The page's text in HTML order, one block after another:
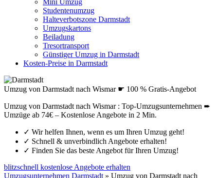
Mini Umzug
Studentenumzug
Halteverbotszone Darmstadt
Umzugskartons
Beiladung
Tresortransport
Günstiger Umzug in Darmstadt
Kosten-Preise in Darmstadt
Umzug von Darmstadt nach Wismar ☛ 100 % Gratis-Angebot
Umzug von Darmstadt nach Wismar : Top-Umzugsunternehmen ➨
Umzüge ab 74€ – Kostenlose Angebote in 2 Min.
✓ Wir helfen Ihnen, wenn es um Ihren Umzug geht!
✓ Schnell & unverbindlich Angebote erhalten!
✓ Finden Sie das beste Angebot für Ihren Umzug!
blitzschnell kostenlose Angebote erhalten
Umzugsunternehmen Darmstadt » Umzug von Darmstadt nach